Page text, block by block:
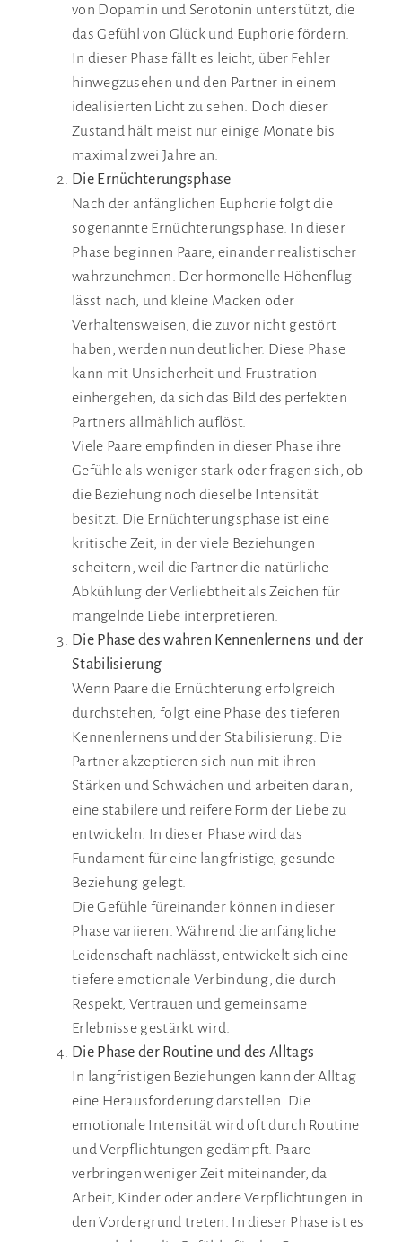
von Dopamin und Serotonin unterstützt, die
das Gefühl von Glück und Euphorie fördern.
In dieser Phase fällt es leicht, über Fehler
hinwegzusehen und den Partner in einem
idealisierten Licht zu sehen. Doch dieser
Zustand hält meist nur einige Monate bis
maximal zwei Jahre an.
Die Ernüchterungsphase
Nach der anfänglichen Euphorie folgt die
sogenannte Ernüchterungsphase. In dieser
Phase beginnen Paare, einander realistischer
wahrzunehmen. Der hormonelle Höhenflug
lässt nach, und kleine Macken oder
Verhaltensweisen, die zuvor nicht gestört
haben, werden nun deutlicher. Diese Phase
kann mit Unsicherheit und Frustration
einhergehen, da sich das Bild des perfekten
Partners allmählich auflöst.
Viele Paare empfinden in dieser Phase ihre
Gefühle als weniger stark oder fragen sich, ob
die Beziehung noch dieselbe Intensität
besitzt. Die Ernüchterungsphase ist eine
kritische Zeit, in der viele Beziehungen
scheitern, weil die Partner die natürliche
Abkühlung der Verliebtheit als Zeichen für
mangelnde Liebe interpretieren.
Die Phase des wahren Kennenlernens und der
Stabilisierung
Wenn Paare die Ernüchterung erfolgreich
durchstehen, folgt eine Phase des tieferen
Kennenlernens und der Stabilisierung. Die
Partner akzeptieren sich nun mit ihren
Stärken und Schwächen und arbeiten daran,
eine stabilere und reifere Form der Liebe zu
entwickeln. In dieser Phase wird das
Fundament für eine langfristige, gesunde
Beziehung gelegt.
Die Gefühle füreinander können in dieser
Phase variieren. Während die anfängliche
Leidenschaft nachlässt, entwickelt sich eine
tiefere emotionale Verbindung, die durch
Respekt, Vertrauen und gemeinsame
Erlebnisse gestärkt wird.
Die Phase der Routine und des Alltags
In langfristigen Beziehungen kann der Alltag
eine Herausforderung darstellen. Die
emotionale Intensität wird oft durch Routine
und Verpflichtungen gedämpft. Paare
verbringen weniger Zeit miteinander, da
Arbeit, Kinder oder andere Verpflichtungen in
den Vordergrund treten. In dieser Phase ist es